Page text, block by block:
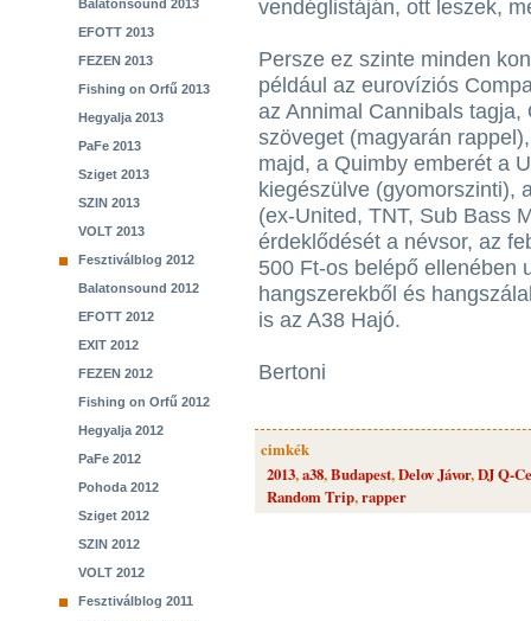
Balatonsound 2013
EFOTT 2013
FEZEN 2013
Fishing on Orfű 2013
Hegyalja 2013
PaFe 2013
Sziget 2013
SZIN 2013
VOLT 2013
Fesztiválblog 2012
Balatonsound 2012
EFOTT 2012
EXIT 2012
FEZEN 2012
Fishing on Orfű 2012
Hegyalja 2012
PaFe 2012
Pohoda 2012
Sziget 2012
SZIN 2012
VOLT 2012
Fesztiválblog 2011
vendéglistáján, ott leszek,
Persze ez szinte minden
például az eurovíziós
az Annimal Cannibals
szöveget (magyarán
majd, a Quimby emberét a
kiegészülve (gyomorszinti),
(ex-United, TNT, Sub Bass
érdeklődését a névsor, az
500 Ft-os belépő ellenében
hangszerekből és
is az A38 Hajó.
Bertoni
cimkék
2013,a38,Budapest,Delov Jávor,DJ Q-
Random Trip,rapper